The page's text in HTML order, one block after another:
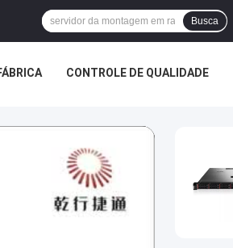
Busca
CONTROLE DE QUALIDADE